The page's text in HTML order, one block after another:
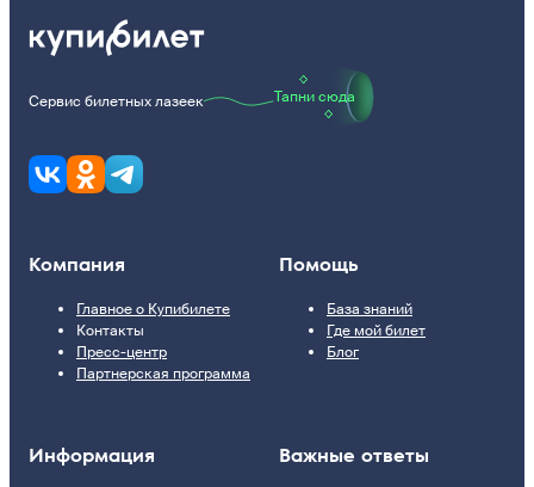
Сервис билетных лазеек Тапни сюда
Компания
Главное о Купибилете
Контакты
Пресс-центр
Партнерская программа
Помощь
База знаний
Где мой билет
Блог
Информация Важные ответы